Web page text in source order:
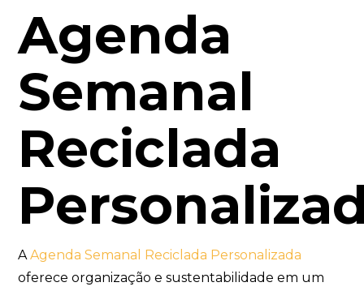
Agenda
Semanal
Reciclada
AAgenda Semanal Reciclada Personalizada
oferece organização e sustentabilidade em um